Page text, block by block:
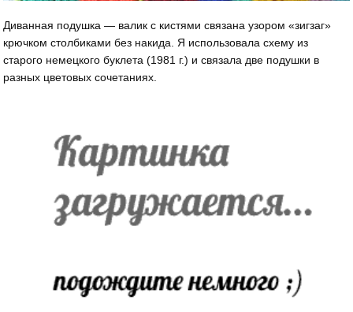
Диванная подушка — валик с кистями связана узором «зигзаг»
крючком столбиками без накида. Я использовала схему из
старого немецкого буклета (1981 г.) и связала две подушки в
разных цветовых сочетаниях.